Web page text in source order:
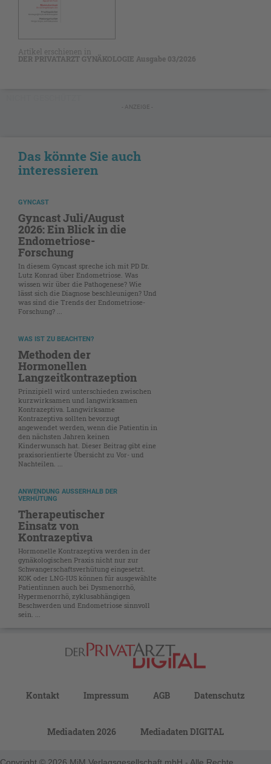
Artikel erschienen in
DER PRIVATARZT GYNÄKOLOGIE Ausgabe 03/2026
- ANZEIGE -
Das könnte Sie auch
interessieren
GYNCAST
Gyncast Juli/August
2026: Ein Blick in die
Endometriose-
Forschung
In diesem Gyncast spreche ich mit PD Dr.
Lutz Konrad über Endometriose. Was
wissen wir über die Pathogenese? Wie
lässt sich die Diagnose beschleunigen? Und
was sind die Trends der Endometriose-
Forschung? ...
WAS IST ZU BEACHTEN?
Methoden der
Hormonellen
Langzeitkontrazeption
Prinzipiell wird unterschieden zwischen
kurzwirksamen und langwirksamen
Kontrazeptiva. Langwirksame
Kontrazeptiva sollten bevorzugt
angewendet werden, wenn die Patientin in
den nächsten Jahren keinen
Kinderwunsch hat. Dieser Beitrag gibt eine
praxisorientierte Übersicht zu Vor- und
Nachteilen. ...
ANWENDUNG AUSSERHALB DER V
ERHÜTUNG
Therapeutischer
Einsatz von
Kontrazeptiva
Hormonelle Kontrazeptiva werden in der
gynäkologischen Praxis nicht nur zur
Schwangerschaftsverhütung eingesetzt.
KOK oder LNG-IUS können für ausgewählte
Patientinnen auch bei Dysmenorrhö,
Hypermenorrhö, zyklusabhängigen
Beschwerden und Endometriose sinnvoll
sein. ...
Kontakt Impressum AGB Datenschutz
Mediadaten 2026 Mediadaten DIGITAL